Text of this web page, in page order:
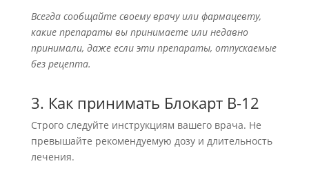
Всегда сообщайте своему врачу или фармацевту,
какие препараты вы принимаете или недавно
принимали, даже если эти препараты, отпускаемые
без рецепта.
3. Как принимать Блокарт В-12
Строго следуйте инструкциям вашего врача. Не
превышайте рекомендуемую дозу и длительность
лечения.